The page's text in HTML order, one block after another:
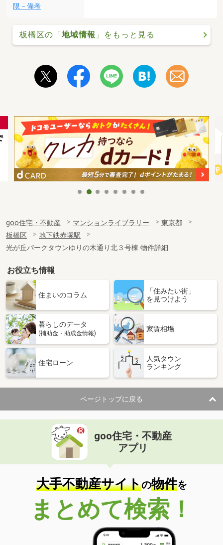
限－備考
板橋区の「地域情報 」をもっと見る
goo住宅・不動産 マンションライブラリー
東京都
板橋区
地下鉄赤塚駅
光が丘パークタウンゆりの木通り北３号棟 物件詳細
お役立ち情報
住まいのコラム
「住みたい街」
を見つけよう
暮らしのデータ
(補助金・助成金情報)
家賃相場
住宅ローン
人気タウン
ランキング
ページトップに戻る
goo住宅・不動産
アプリ
大手不動産サイトの物件を
まとめて検索！